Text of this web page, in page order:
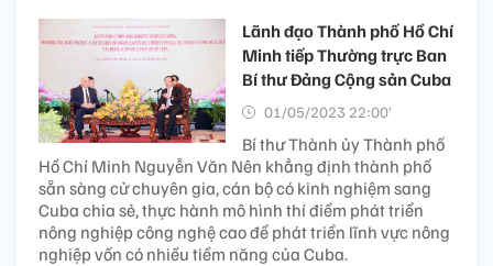
Lãnh đạo Thành phố Hồ Chí
Minh tiếp Thường trực Ban
Bí thư Đảng Cộng sản Cuba
01/05/2023 22:00’
Bí thư Thành ủy Thành phố
Hồ Chí Minh Nguyễn Văn Nên khẳng định thành phố
sẵn sàng cử chuyên gia, cán bộ có kinh nghiệm sang
Cuba chia sẻ, thực hành mô hình thí điểm phát triển
nông nghiệp công nghệ cao để phát triển lĩnh vực nông
nghiệp vốn có nhiều tiềm năng của Cuba.